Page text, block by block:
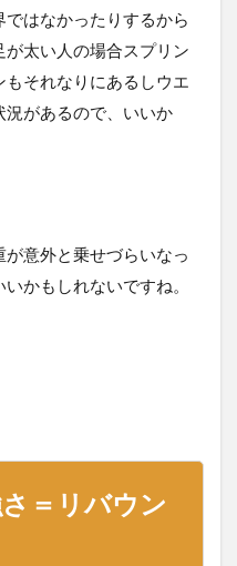
はなかったりするから
太い人の場合スプリン
それなりにあるしウエ
況があるので、いいか
意外と乗せづらいなっ
かもしれないですね。
＝リバウン